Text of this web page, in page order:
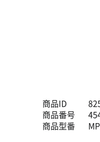
商品ID
商品番号
商品型番